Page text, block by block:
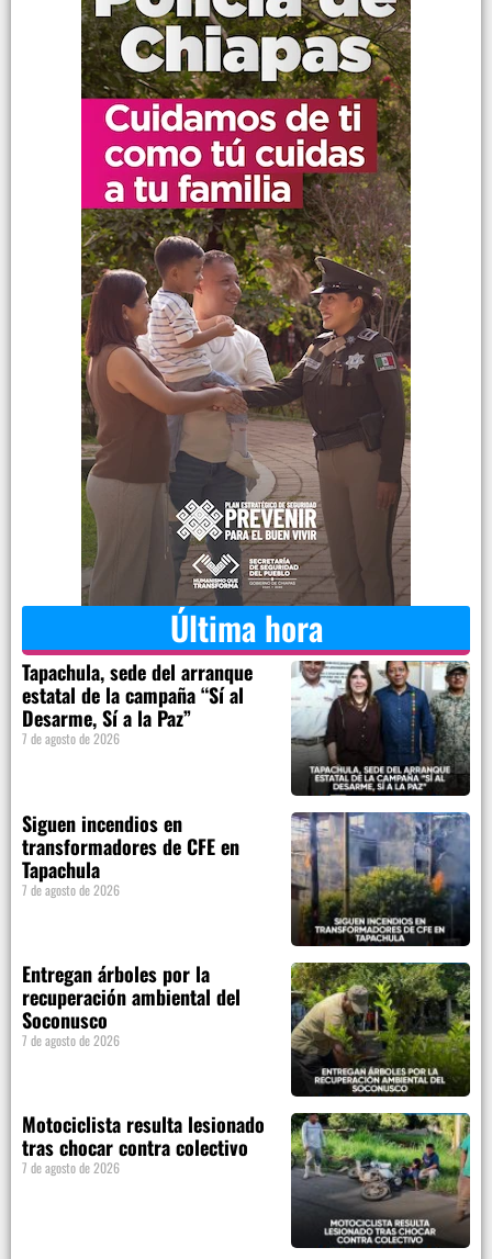
Última hora
Tapachula, sede del arranque
estatal de la campaña “Sí al
Desarme, Sí a la Paz”
7 de agosto de 2026
Siguen incendios en
transformadores de CFE en
Tapachula
7 de agosto de 2026
Entregan árboles por la
recuperación ambiental del
Soconusco
7 de agosto de 2026
Motociclista resulta lesionado
tras chocar contra colectivo
7 de agosto de 2026